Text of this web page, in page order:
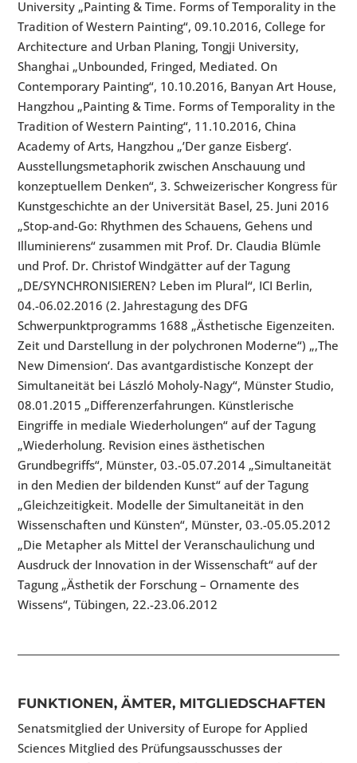
University „Painting & Time. Forms of Temporality in the
Tradition of Western Painting“, 09.10.2016, College for
Architecture and Urban Planing, Tongji University,
Shanghai „Unbounded, Fringed, Mediated. On
Contemporary Painting“, 10.10.2016, Banyan Art House,
Hangzhou „Painting & Time. Forms of Temporality in the
Tradition of Western Painting“, 11.10.2016, China
Academy of Arts, Hangzhou „’Der ganze Eisberg‘.
Ausstellungsmetaphorik zwischen Anschauung und
konzeptuellem Denken“, 3. Schweizerischer Kongress für
Kunstgeschichte an der Universität Basel, 25. Juni 2016
„Stop-and-Go: Rhythmen des Schauens, Gehens und
Illuminierens“ zusammen mit Prof. Dr. Claudia Blümle
und Prof. Dr. Christof Windgätter auf der Tagung
„DE/SYNCHRONISIEREN? Leben im Plural“, ICI Berlin,
04.-06.02.2016 (2. Jahrestagung des DFG
Schwerpunktprogramms 1688 „Ästhetische Eigenzeiten.
Zeit und Darstellung in der polychronen Moderne“) „‚The
New Dimension‘. Das avantgardistische Konzept der
Simultaneität bei László Moholy-Nagy“, Münster Studio,
08.01.2015 „Differenzerfahrungen. Künstlerische
Eingriffe in mediale Wiederholungen“ auf der Tagung
„Wiederholung. Revision eines ästhetischen
Grundbegriffs“, Münster, 03.-05.07.2014 „Simultaneität
in den Medien der bildenden Kunst“ auf der Tagung
„Gleichzeitigkeit. Modelle der Simultaneität in den
Wissenschaften und Künsten“, Münster, 03.-05.05.2012
„Die Metapher als Mittel der Veranschaulichung und
Ausdruck der Innovation in der Wissenschaft“ auf der
Tagung „Ästhetik der Forschung – Ornamente des
Wissens“, Tübingen, 22.-23.06.2012
FUNKTIONEN, ÄMTER, MITGLIEDSCHAFTEN
Senatsmitglied der University of Europe for Applied
Sciences Mitglied des Prüfungsausschusses der